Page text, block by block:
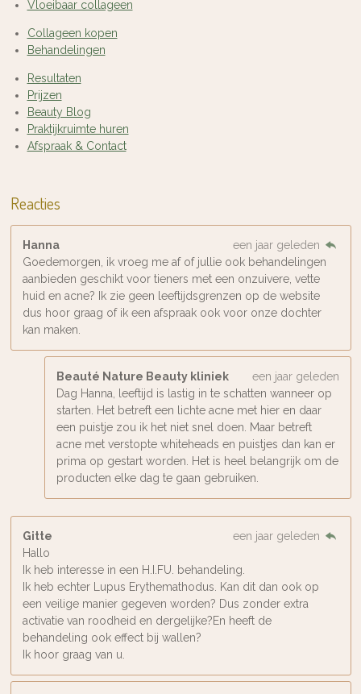
Vloeibaar collageen
Collageen kopen
Behandelingen
Resultaten
Prijzen
Beauty Blog
Praktijkruimte huren
Afspraak & Contact
Reacties
Hanna
een jaar geleden
Goedemorgen, ik vroeg me af of jullie ook behandelingen
aanbieden geschikt voor tieners met een onzuivere, vette
huid en acne? Ik zie geen leeftijdsgrenzen op de website
dus hoor graag of ik een afspraak ook voor onze dochter
kan maken.
Beauté Nature Beauty kliniek
een jaar geleden
Dag Hanna, leeftijd is lastig in te schatten wanneer op
starten. Het betreft een lichte acne met hier en daar
een puistje zou ik het niet snel doen. Maar betreft
acne met verstopte whiteheads en puistjes dan kan er
prima op gestart worden. Het is heel belangrijk om de
producten elke dag te gaan gebruiken.
Gitte
een jaar geleden
Hallo
Ik heb interesse in een H.I.FU. behandeling.
Ik heb echter Lupus Erythemathodus. Kan dit dan ook op
een veilige manier gegeven worden? Dus zonder extra
activatie van roodheid en dergelijke?En heeft de
behandeling ook effect bij wallen?
Ik hoor graag van u.